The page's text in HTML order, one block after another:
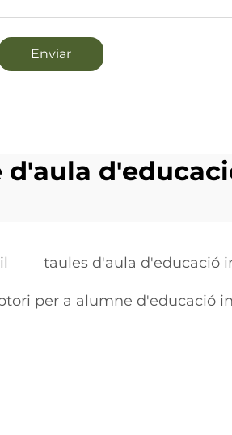
Enviar
taules d'aula d'educació
per a alumne d'educació